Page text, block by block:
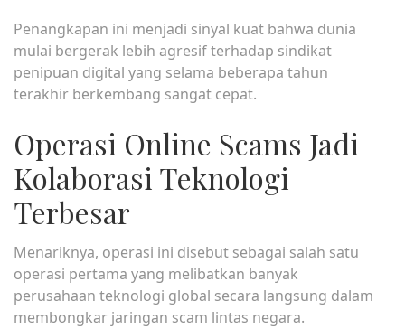
Penangkapan ini menjadi sinyal kuat bahwa dunia
mulai bergerak lebih agresif terhadap sindikat
penipuan digital yang selama beberapa tahun
terakhir berkembang sangat cepat.
Operasi Online Scams Jadi
Kolaborasi Teknologi
Terbesar
Menariknya, operasi ini disebut sebagai salah satu
operasi pertama yang melibatkan banyak
perusahaan teknologi global secara langsung dalam
membongkar jaringan scam lintas negara.